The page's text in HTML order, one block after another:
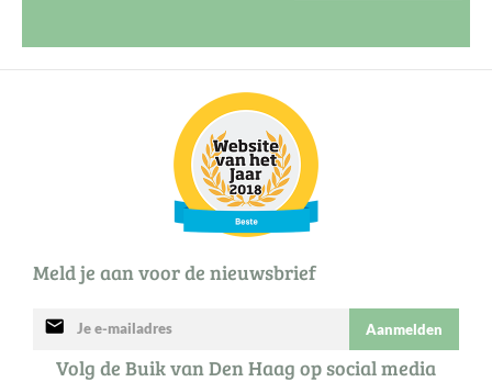
Meld je aan voor de nieuwsbrief
mail Aanmelden
Volg de Buik van Den Haag op social media